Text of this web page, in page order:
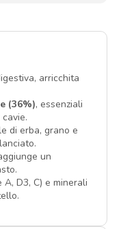
arricchita
(36%), essenziali
di erba, grano e
un
D3, C) e minerali